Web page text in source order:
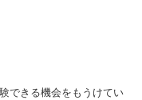
できる機会をもうけてい